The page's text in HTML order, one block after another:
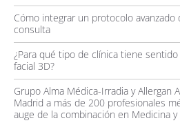
Cómo integrar un protocolo
consulta
¿Para qué tipo de clínica tiene
facial 3D?
Grupo Alma Médica-Irradia y Allergan
Madrid a más de 200 profesionales
auge de la combinación en Medicina